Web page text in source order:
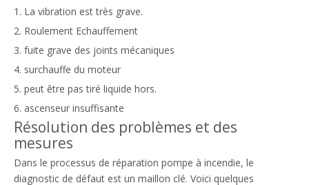
1. La vibration est très grave.
2. Roulement Echauffement
3. fuite grave des joints mécaniques
4. surchauffe du moteur
5. peut être pas tiré liquide hors.
6. ascenseur insuffisante
Résolution des problèmes et des
mesures
Dans le processus de réparation pompe à incendie, le
diagnostic de défaut est un maillon clé. Voici quelques